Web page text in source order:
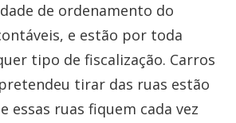
de ordenamento do
e estão por toda
tipo de fiscalização. Carros
tirar das ruas estão
essas ruas fiquem cada vez